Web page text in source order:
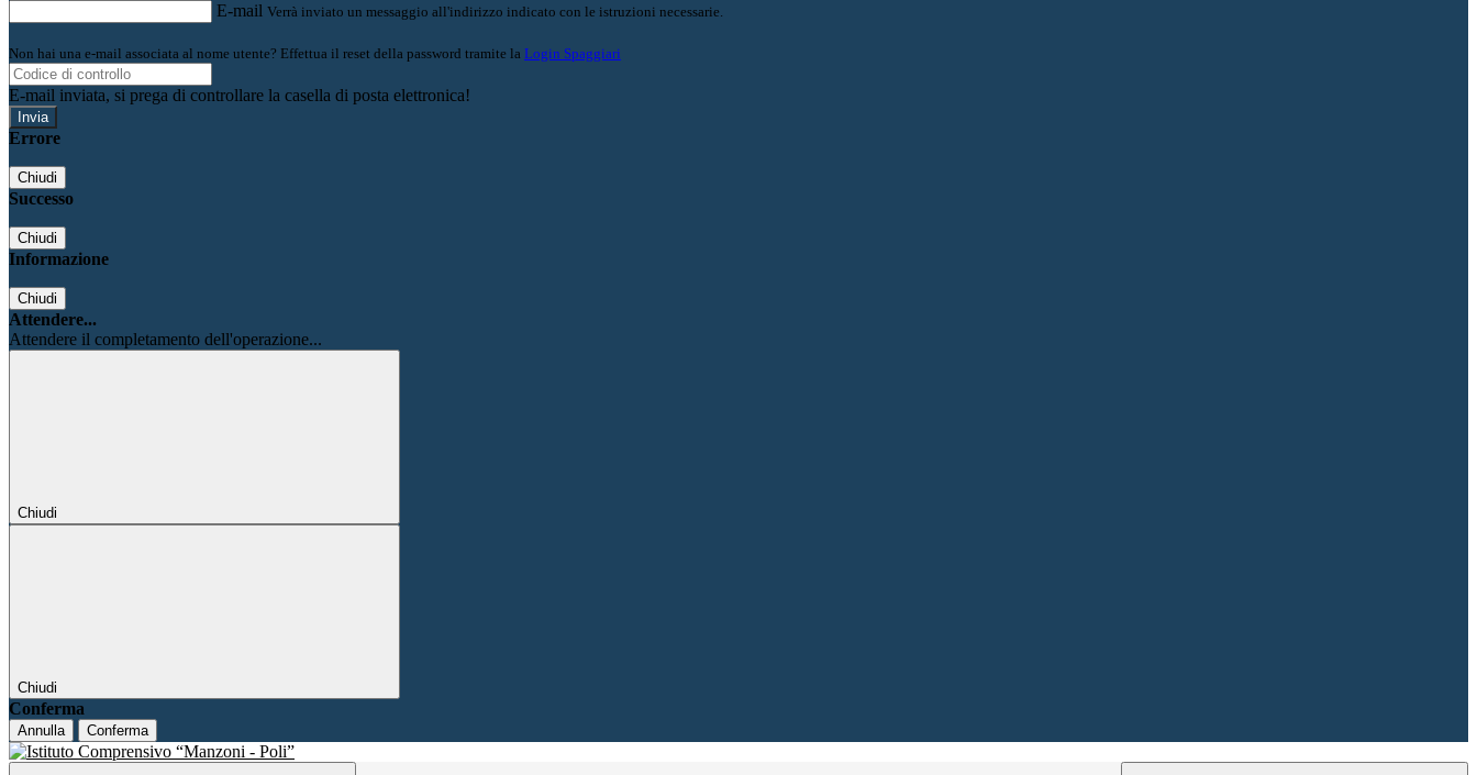
E-mail Verrà inviato un messaggio all'indirizzo indicato con le istruzioni necessarie.
Non hai una e-mail associata al nome utente? Effettua il reset della password tramite la Login Spaggiari
E-mail inviata, si prega di controllare la casella di posta elettronica!
Errore
Chiudi
Successo
Chiudi
Informazione
Chiudi
Attendere...
Attendere il completamento dell'operazione...
Chiudi
Chiudi
Conferma
Annulla Conferma